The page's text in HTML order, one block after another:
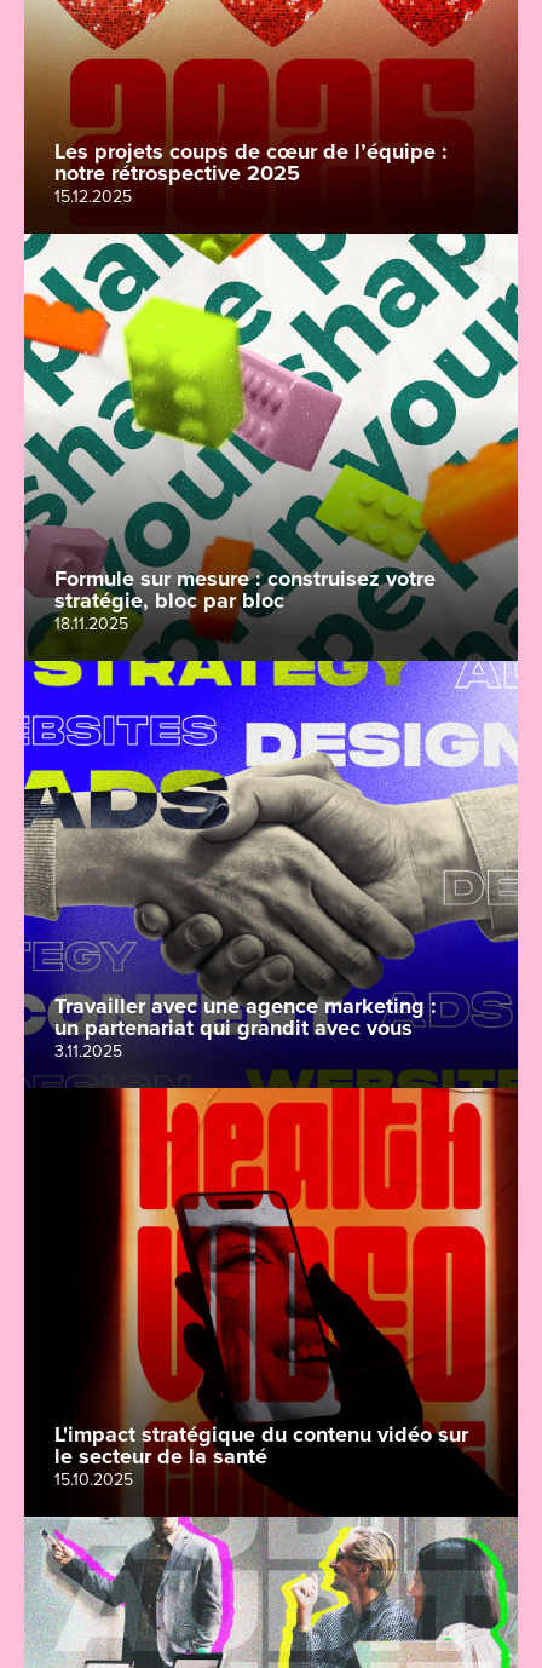
Les projets coups de cœur de l’équipe :
notre rétrospective 2025
15.12.2025
Formule sur mesure : construisez votre
stratégie, bloc par bloc
18.11.2025
Travailler avec une agence marketing :
un partenariat qui grandit avec vous
3.11.2025
L'impact stratégique du contenu vidéo sur
le secteur de la santé
15.10.2025